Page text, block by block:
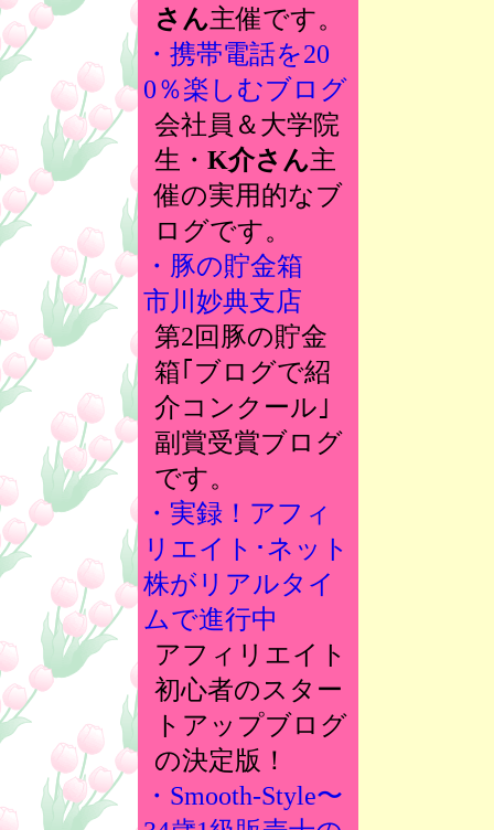
さん主催です。
・携帯電話を20
0％楽しむブログ
会社員＆大学院
生・ K介さん主
催の実用的なブ
ログです。
・豚の貯金箱
市川妙典支店
第2回豚の貯金
箱｢ブログで紹
介コンクール｣
副賞受賞ブログ
です。
・実録！アフィ
リエイト･ネット
株がリアルタイ
ムで進行中
アフィリエイト
初心者のスター
トアップブログ
の決定版！
・Smooth-Style〜